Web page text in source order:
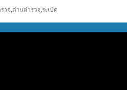
วจ,ด่านตำรวจ,ระเบิด